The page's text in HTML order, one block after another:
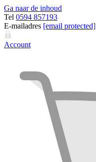
Ga naar de inhoud
Tel 0594 857193
E-mailadres [email protected]
Account